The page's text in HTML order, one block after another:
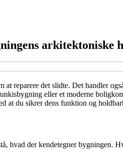
arkitektoniske
reparere det slidte. Det handler
eller et moderne
at du sikrer dens funktion og
hvad der kendetegner